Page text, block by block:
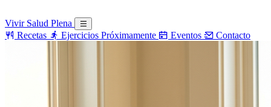
Vivir Salud Plena
Recetas
Ejercicios Próximamente Eventos Contacto